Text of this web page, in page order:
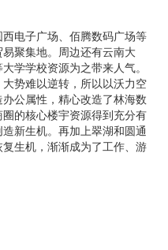
电子广场、佰腾数码广场等
聚集地。周边还有云南大
学学校资源为之带来人气。
势难以逆转，所以以沃力空
公属性，精心改造了林海数
的核心楼宇资源得到充分有
新生机。再加上翠湖和圆通
生机，渐渐成为了工作、游